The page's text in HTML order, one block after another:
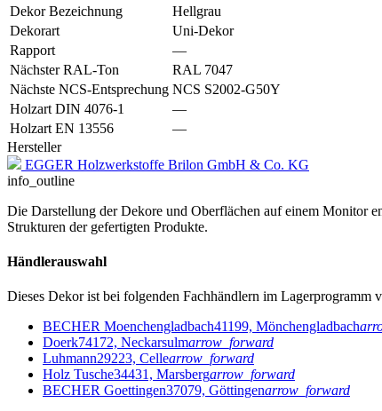
Dekor Bezeichnung
Hellgrau
Dekorart
Uni-Dekor
Rapport
—
Nächster RAL-Ton
RAL 7047
Nächste NCS-Entsprechung NCS S2002-G50Y
Holzart DIN 4076-1
—
Holzart EN 13556
—
Hersteller
EGGER Holzwerkstoffe Brilon GmbH & Co. KG
info_outline
Die Darstellung der Dekore und Oberflächen auf einem Monitor
Strukturen der gefertigten Produkte.
Händlerauswahl
Dieses Dekor ist bei folgenden Fachhändlern im Lagerprogramm
BECHER Moenchengladbach41199, Mönchengladbach
Doerk74172, Neckarsulmarrow_forward
Luhmann29223, Cellearrow_forward
Holz Tusche34431, Marsbergarrow_forward
BECHER Goettingen37079, Göttingenarrow_forward